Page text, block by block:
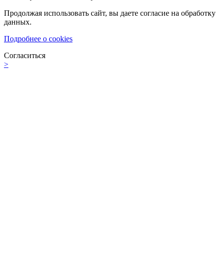
Продолжая использовать сайт, вы даете согласие на обработку
данных.
Подробнее о cookies
Согласиться
>